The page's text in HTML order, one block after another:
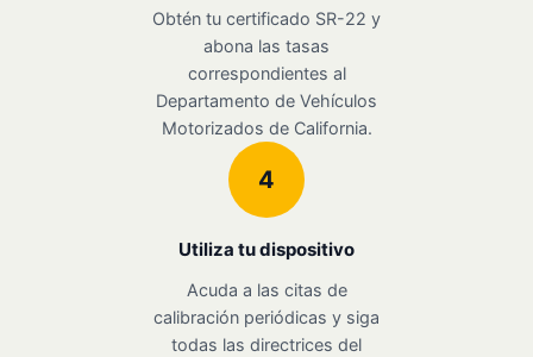
Obtén tu certificado SR-22 y
abona las tasas
correspondientes al
Departamento de Vehículos
Motorizados de California.
4
Utiliza tu dispositivo
Acuda a las citas de
calibración periódicas y siga
todas las directrices del